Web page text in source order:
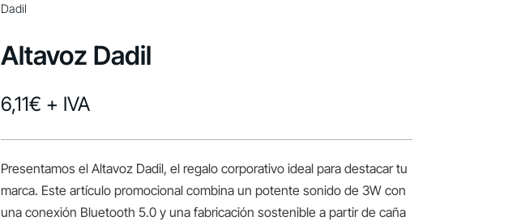
Dadil
Altavoz Dadil
6,11€ + IVA
Presentamos el Altavoz Dadil, el regalo corporativo ideal para destacar tu
marca. Este artículo promocional combina un potente sonido de 3W con
una conexión Bluetooth 5.0 y una fabricación sostenible a partir de caña